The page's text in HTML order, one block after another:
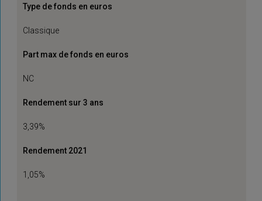
Type de fonds en euros
Classique
Part max de fonds en euros
NC
Rendement sur 3 ans
3,39%
Rendement 2021
1,05%